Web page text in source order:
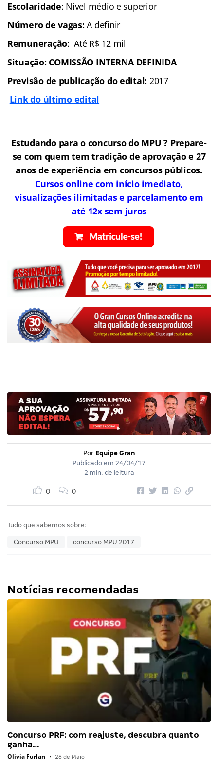
Escolaridade: Nível médio e superior
Número de vagas: A definir
Remuneração: Até R$ 12 mil
Situação: COMISSÃO INTERNA DEFINIDA
Previsão de publicação do edital: 2017
Link do último edital
Estudando para o concurso do MPU ? Prepare-
se com quem tem tradição de aprovação e 27
anos de experiência em concursos públicos.
Cursos online com início imediato,
visualizações ilimitadas e parcelamento em
até 12x sem juros
Por Equipe Gran
Publicado em 24/04/17
2 min. de leitura
0 0
Tudo que sabemos sobre:
Concurso MPU concurso MPU 2017
Notícias recomendadas
Concurso PRF: com reajuste, descubra quanto
ganha…
Olivia Furlan • 26 de Maio